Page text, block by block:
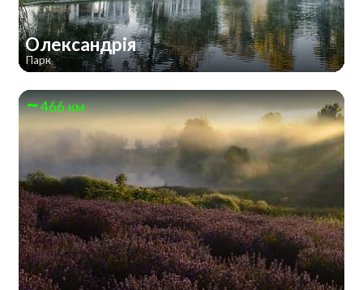
Олександрія
Парк
466 км